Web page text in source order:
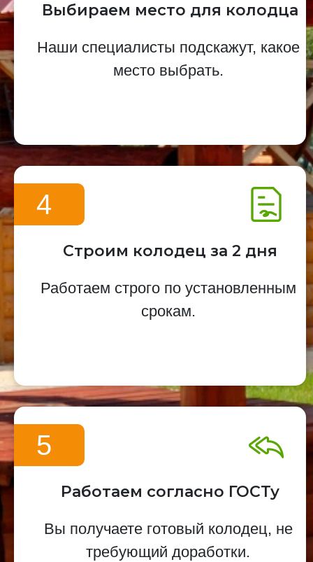
Выбираем место для колодца
Наши специалисты подскажут, какое
место выбрать.
4
Строим колодец за 2 дня
Работаем строго по установленным
срокам.
5
Работаем согласно ГОСТу
Вы получаете готовый колодец, не
требующий доработки.